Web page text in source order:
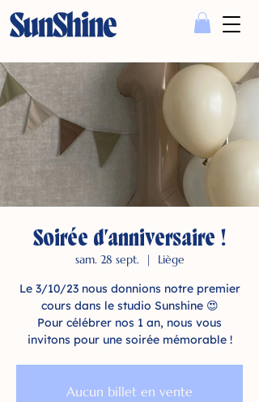
Soirée d'anniversaire !
sam. 28 sept.
  |
Liège
Le 3/10/23 nous donnions notre premier
cours dans le studio Sunshine 😍
Pour célébrer nos 1 an, nous vous
invitons pour une soirée mémorable !
Aucun billet en vente